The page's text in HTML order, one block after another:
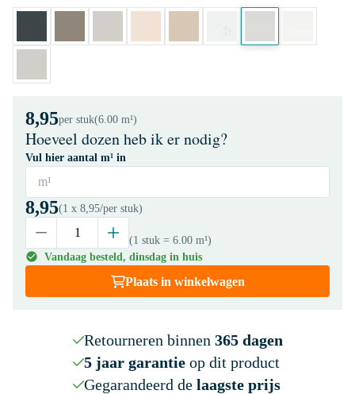
8,95per stuk(6.00 m¹)
Hoeveel dozen heb ik er nodig?
Vul hier aantal m¹ in
m¹
8,95(1 x 8,95/per stuk)
(1 stuk = 6.00 m¹)
Vandaag besteld, dinsdag in huis
Plaats in winkelwagen
Retourneren binnen 365 dagen
5 jaar garantieop dit product
Gegarandeerd de laagste prijs